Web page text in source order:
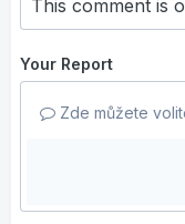
Your Report
Zde můžete